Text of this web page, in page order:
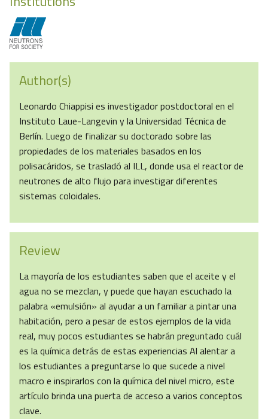
Author(s)
Leonardo Chiappisi es investigador postdoctoral en el
Instituto Laue-Langevin y la Universidad Técnica de
Berlín. Luego de finalizar su doctorado sobre las
propiedades de los materiales basados en los
polisacáridos, se trasladó al ILL, donde usa el reactor de
neutrones de alto flujo para investigar diferentes
sistemas coloidales.
Review
La mayoría de los estudiantes saben que el aceite y el
agua no se mezclan, y puede que hayan escuchado la
palabra «emulsión» al ayudar a un familiar a pintar una
habitación, pero a pesar de estos ejemplos de la vida
real, muy pocos estudiantes se habrán preguntado cuál
es la química detrás de estas experiencias Al alentar a
los estudiantes a preguntarse lo que sucede a nivel
macro e inspirarlos con la química del nivel micro, este
artículo brinda una puerta de acceso a varios conceptos
clave.